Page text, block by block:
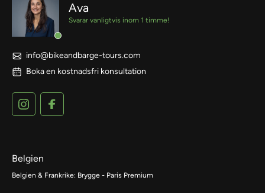
Ava
Svarar vanligtvis inom 1 timme!
info@bikeandbarge-tours.com
Boka en kostnadsfri konsultation
Belgien
Belgien & Frankrike: Brygge - Paris Premium